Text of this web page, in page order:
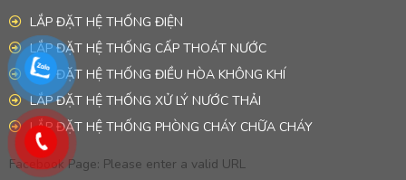
LẮP ĐẶT HỆ THỐNG ĐIỆN
LẮP ĐẶT HỆ THỐNG CẤP THOÁT NƯỚC
LẮP ĐẶT HỆ THỐNG ĐIỀU HÒA KHÔNG KHÍ
LẮP ĐẶT HỆ THỐNG XỬ LÝ NƯỚC THẢI
LẮP ĐẶT HỆ THỐNG PHÒNG CHÁY CHỮA CHÁY
Facebook Page: Please enter a valid URL